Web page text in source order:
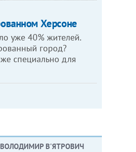
Херсоне
уже 40% жителей.
город?
специально для
ВОЛОДИМИР В'ЯТРОВИЧ